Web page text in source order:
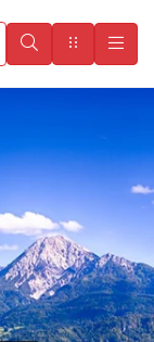
VyhledatMenu